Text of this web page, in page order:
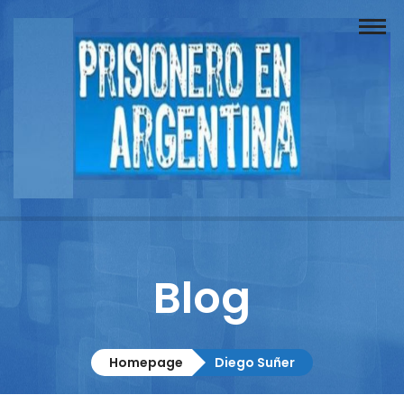
Buscador
Documentos
Columnistas
Contacto
Blog
Homepage Diego Suñer